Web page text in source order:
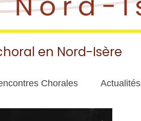
en Nord-Isère
Chorales Actualités